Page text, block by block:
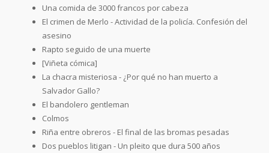
Una comida de 3000 francos por cabeza
El crimen de Merlo - Actividad de la policía. Confesión del
asesino
Rapto seguido de una muerte
[Viñeta cómica]
La chacra misteriosa - ¿Por qué no han muerto a
Salvador Gallo?
El bandolero gentleman
Colmos
Riña entre obreros - El final de las bromas pesadas
Dos pueblos litigan - Un pleito que dura 500 años